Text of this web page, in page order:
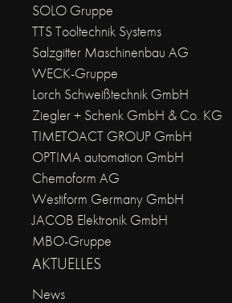
SOLO Gruppe
TTS Tooltechnik Systems
Salzgitter Maschinenbau AG
WECK-Gruppe
Lorch Schweißtechnik GmbH
Ziegler + Schenk GmbH & Co. KG
TIMETOACT GROUP GmbH
OPTIMA automation GmbH
Chemoform AG
Westiform Germany GmbH
JACOB Elektronik GmbH
MBO-Gruppe
AKTUELLES
News